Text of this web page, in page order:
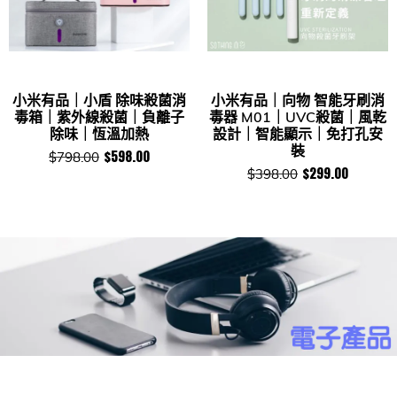
小米有品｜小盾 除味殺菌消
毒箱｜紫外線殺菌｜負離子
除味｜恆溫加熱
$798.00 $598.00
小米有品｜向物 智能牙刷消
毒器 M01｜UVC殺菌｜風乾
設計｜智能顯示｜免打孔安
裝
$398.00 $299.00